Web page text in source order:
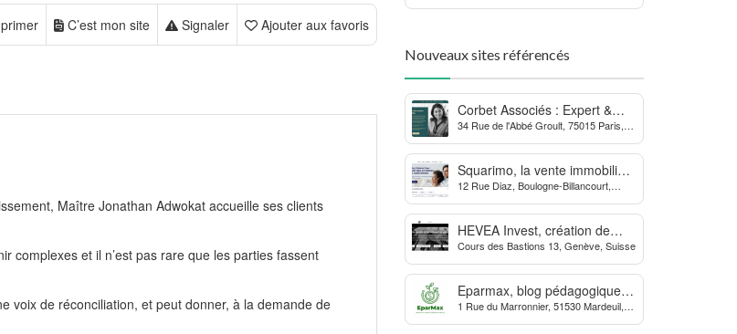
Ajouter aux favoris
Signaler
C’est mon site
Maître Jonathan Adwokat accueille ses clients
complexes et il n’est pas rare que les parties fassent
voix de réconciliation, et peut donner, à la demande de
Nouveaux sites référencés
Corbet Associés : Expert &
Partenaire des Dirigeants
d’Entreprise
34 Rue de l'Abbé Groult, 75015 Paris,
Squarimo, la vente immobilière
interactive qui dynamise les
transactions
12 Rue Diaz, Boulogne-Billancourt,
HEVEA Invest, création de
société et domiciliation en
Suisse
Cours des Bastions 13, Genève, Suisse
Eparmax, blog pédagogique
sur les finances personnelles
1 Rue du Marronnier, 51530 Mardeuil,